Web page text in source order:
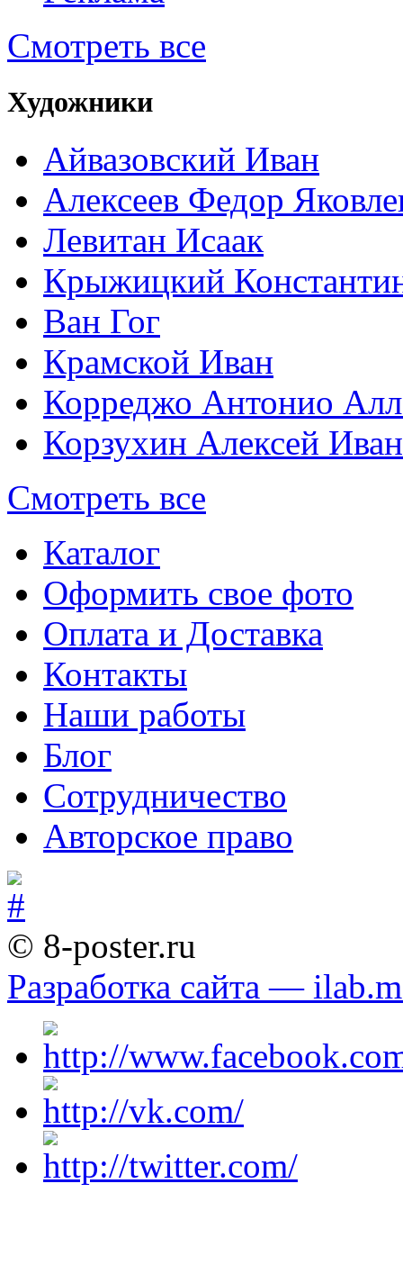
Смотреть все
Художники
Айвазовский Иван
Алексеев Федор
Левитан Исаак
Крыжицкий
Ван Гог
Крамской Иван
Корреджо Антонио
Корзухин Алексей
Смотреть все
Каталог
Оформить свое фото
Оплата и Доставка
Контакты
Наши работы
Блог
Сотрудничество
Авторское право
© 8-poster.ru
Разработка сайта —